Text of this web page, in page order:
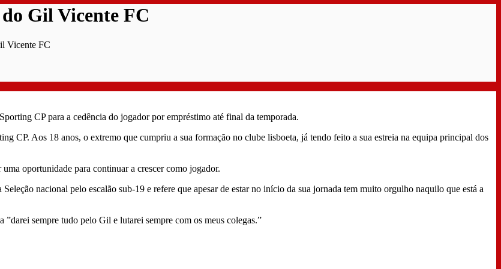
Gil Vicente FC
Vicente FC
CP para a cedência do jogador por empréstimo até final da temporada.
CP. Aos 18 anos, o extremo que cumpriu a sua formação no clube lisboeta, já tendo feito a sua estreia na equipa principal dos
oportunidade para continuar a crescer como jogador.
nacional pelo escalão sub-19 e refere que apesar de estar no início da sua jornada tem muito orgulho naquilo que está a
sempre tudo pelo Gil e lutarei sempre com os meus colegas.”